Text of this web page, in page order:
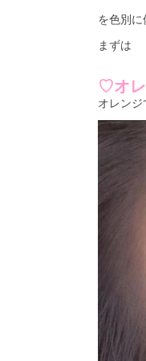
を色別
まずは
♡オ
オレン